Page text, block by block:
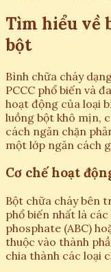
Tìm hiểu về
bột
Bình chữa cháy
PCCC phổ biến và
hoạt động của loại
luồng bột khô mịn,
cách ngăn chặn
một lớp ngăn cách
Cơ chế hoạt
Bột chữa cháy bên
phổ biến nhất là
phosphate (ABC)
thuộc vào thành
chia thành các loại